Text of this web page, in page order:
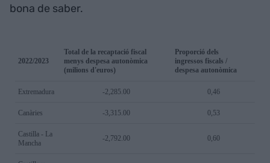
bona de saber.